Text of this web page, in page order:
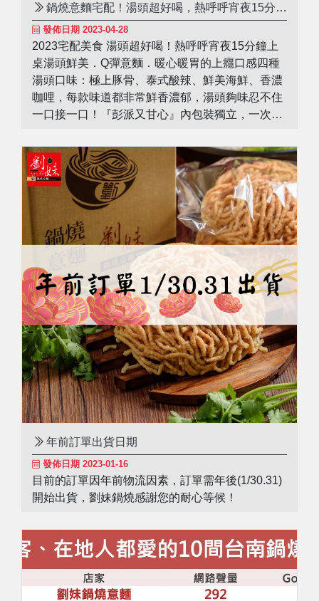
鍋燒意麵宅配！湯頭超好喝，​​熱呼呼宵夜15分鐘
上桌
發佈日期 2023-04-28
2023宅配美食 湯頭超好喝！熱呼呼宵夜15分鐘上
桌湯頭鮮美．Q彈意麵．暖心暖胃的上癮口感四種
湯頭口味：極上豚骨、泰式酸辣、鮮美海鮮、香濃
咖哩，每款味道都非常鮮香濃郁，湯頭夠味忍不住
一口接一口！『彭派又甘心』內包裝獨立，一次一
便』會煮泡麵就會煮鍋燒意麵，15分鐘輕鬆上桌！
『麵Q不軟爛』意麵最怕軟爛油膩感，我們嚴選高
含量蛋液與台灣麵粉，麵體新鮮油炸，吃起來Q彈
自然滑順！『湯頭好好喝』湯底清爽不油膩，四種
口味的獨家湯頭(鮮美海鮮 / 香濃咖哩 / 泰式酸辣 /
極上豚骨)，任選口味還有優惠！滿足清爽派 / 重口
味派 的味蕾！『配料自由加』自行加入喜愛火鍋
料、肉片、蛋，更加營養豐盛！...
年前訂單出貨日期
發佈日期 2023-01-16
目前的訂單因年前物流因素，訂單需年後(1/30.31)
開始出貨，劉妹鍋燒感謝您的耐心等候！